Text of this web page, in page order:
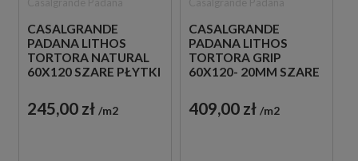
CASALGRANDE
PADANA LITHOS
TORTORA NATURAL
60X120 SZARE PŁYTKI
245,00 zł m2
CASALGRANDE
PADANA LITHOS
TORTORA GRIP
60X120- 20MM SZARE
TARASOWE
409,00 zł m2